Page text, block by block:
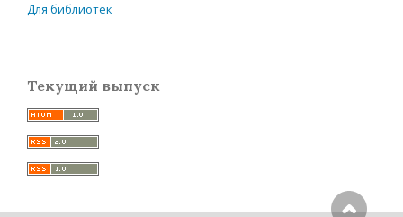
Для библиотек
Текущий выпуск